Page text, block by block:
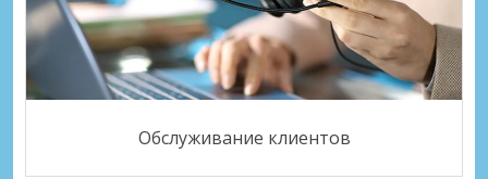
Обслуживание клиентов